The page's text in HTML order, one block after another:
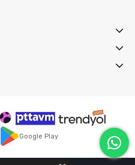
Google Play